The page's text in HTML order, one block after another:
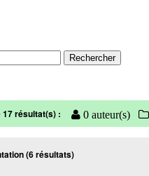
17 résultat(s) : 0 auteur(s)
(6 résultats)